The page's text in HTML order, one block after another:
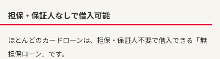
担保・保証人なしで借入可能
ほとんどのカードローンは、担保・保証人不要で借入できる「無
担保ローン」です。